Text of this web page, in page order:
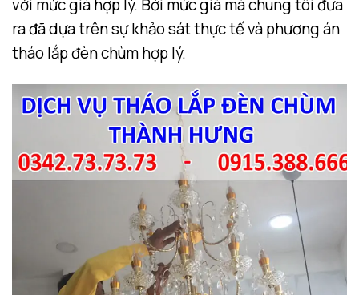
với mức giá hợp lý. Bởi mức giá mà chúng tôi đưa
ra đã dựa trên sự khảo sát thực tế và phương án
tháo lắp đèn chùm hợp lý.